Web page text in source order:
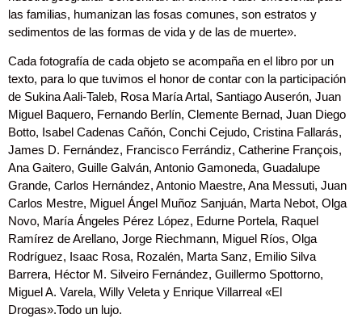
las familias, humanizan las fosas comunes, son estratos y
sedimentos de las formas de vida y de las de muerte».
Cada fotografía de cada objeto se acompaña en el libro por un
texto, para lo que tuvimos el honor de contar con la participación
de Sukina Aali-Taleb, Rosa María Artal, Santiago Auserón, Juan
Miguel Baquero, Fernando Berlín, Clemente Bernad, Juan Diego
Botto, Isabel Cadenas Cañón, Conchi Cejudo, Cristina Fallarás,
James D. Fernández, Francisco Ferrándiz, Catherine François,
Ana Gaitero, Guille Galván, Antonio Gamoneda, Guadalupe
Grande, Carlos Hernández, Antonio Maestre, Ana Messuti, Juan
Carlos Mestre, Miguel Ángel Muñoz Sanjuán, Marta Nebot, Olga
Novo, María Ángeles Pérez López, Edurne Portela, Raquel
Ramírez de Arellano, Jorge Riechmann, Miguel Ríos, Olga
Rodríguez, Isaac Rosa, Rozalén, Marta Sanz, Emilio Silva
Barrera, Héctor M. Silveiro Fernández, Guillermo Spottorno,
Miguel A. Varela, Willy Veleta y Enrique Villarreal «El
Drogas».Todo un lujo.